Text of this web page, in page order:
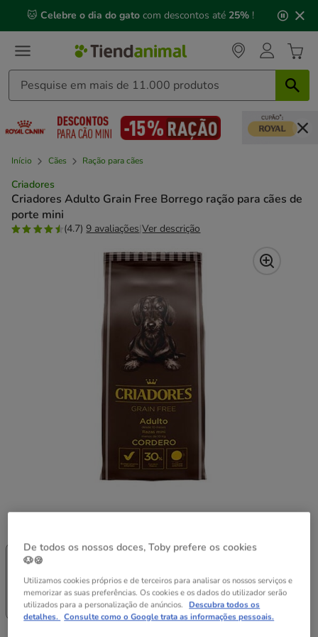
mensagem,
🐱 Celebre o dia do gato com descontos até 25% !
Início Cães Ração para cães
Criadores
Criadores Adulto Grain Free Borrego ração para cães de
porte mini
(4.7)9 avaliações|Ver descrição
2.5 kg
-25% na 2ª
19.99€
(8.00€ / kg)
-25% na 2ª
un.
49.99€
(6.67€ / kg)
Pack
99.98€
94.98€
(6.33€ / kg)
De todos os nossos doces, Toby prefere os cookies
🐶🍪
Utilizamos cookies próprios e de terceiros para analisar os nossos serviços e
memorizar as suas preferências. Os cookies e os dados do utilizador serão
utilizados para a personalização de anúncios. Descubra todos os
detalhes. Consulte como o Google trata as informações pessoais.